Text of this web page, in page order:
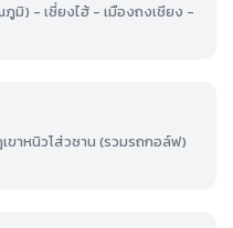
มิ) - เซี่ยงไฮ้ - เมืองถงเชียง -
ขาหนิวโส่วซาน (รวมรถกอล์ฟ)